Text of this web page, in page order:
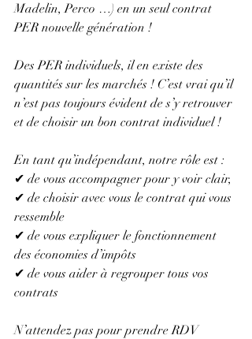
Madelin, Perco …) en un seul contrat
PER nouvelle génération !
Des PER individuels, il en existe des
quantités sur les marchés ! C’est vrai qu’il
n’est pas toujours évident de s’y retrouver
et de choisir un bon contrat individuel !
En tant qu’indépendant, notre rôle est :
✔ de vous accompagner pour y voir clair,
✔ de choisir avec vous le contrat qui vous
ressemble
✔ de vous expliquer le fonctionnement
des économies d’impôts
✔ de vous aider à regrouper tous vos
contrats
N’attendez pas pour prendre RDV